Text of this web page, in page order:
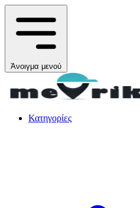
Άνοιγμα μενού
Κατηγορίες